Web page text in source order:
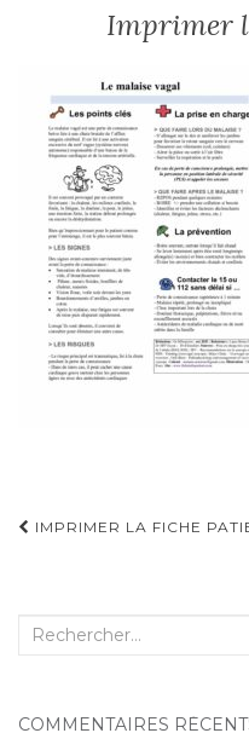
Imprimer
Navigation
IMPRIMER LA FICHE
Recherche
COMMENTAIRES